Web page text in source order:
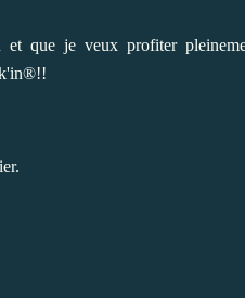
que je veux profiter